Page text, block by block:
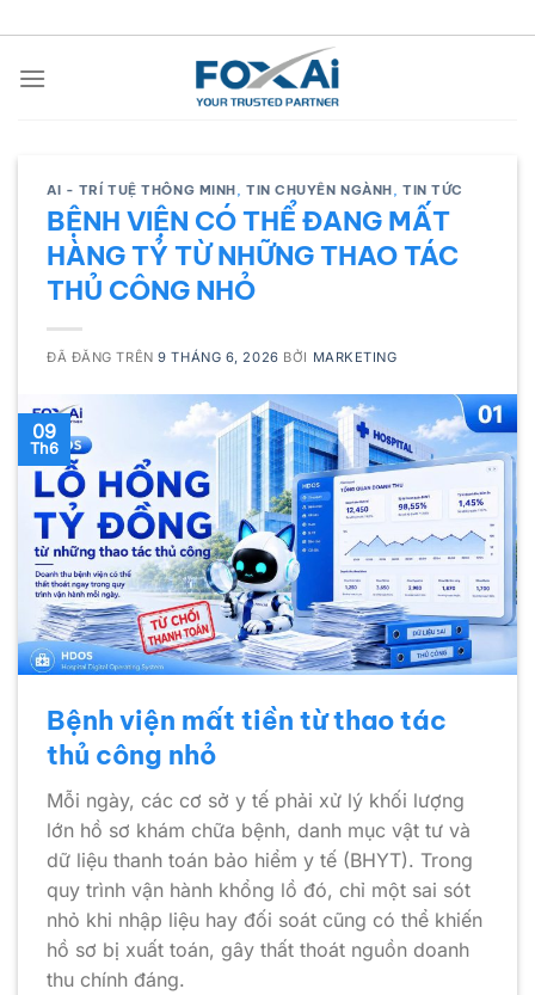
đến
nội
AI - TRÍ TUỆ THÔNG MINH,TIN CHUYÊN NGÀNH,TIN TỨC
BỆNH VIỆN CÓ THỂ ĐANG MẤT
HÀNG TỶ TỪ NHỮNG THAO TÁC
THỦ CÔNG NHỎ
ĐÃ ĐĂNG TRÊN9 THÁNG 6, 2026 BỞI MARKETING
09
Th6
Bệnh viện mất tiền từ thao tác
thủ công nhỏ
Mỗi ngày, các cơ sở y tế phải xử lý khối lượng
lớn hồ sơ khám chữa bệnh, danh mục vật tư và
dữ liệu thanh toán bảo hiểm y tế (BHYT). Trong
quy trình vận hành khổng lồ đó, chỉ một sai sót
nhỏ khi nhập liệu hay đối soát cũng có thể khiến
hồ sơ bị xuất toán, gây thất thoát nguồn doanh
thu chính đáng.